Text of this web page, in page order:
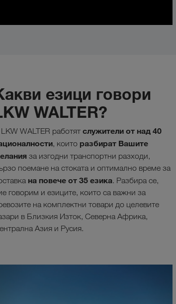
езици говори
WALTER?
WALTER работят служители от над 40
, които разбират Вашите
за изгодни транспортни разходи,
поемане на стоката и оптимално време за
на повече от 35 езика. Разбира се,
говорим и езиците, които са важни за
на комплектни товари до целевите
в Близкия Изток, Северна Африка,
Азия и Русия.